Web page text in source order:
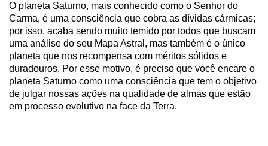
O planeta Saturno, mais conhecido como o Senhor do
Carma, é uma consciência que cobra as dívidas cármicas;
por isso, acaba sendo muito temido por todos que buscam
uma análise do seu Mapa Astral, mas também é o único
planeta que nos recompensa com méritos sólidos e
duradouros. Por esse motivo, é preciso que você encare o
planeta Saturno como uma consciência que tem o objetivo
de julgar nossas ações na qualidade de almas que estão
em processo evolutivo na face da Terra.